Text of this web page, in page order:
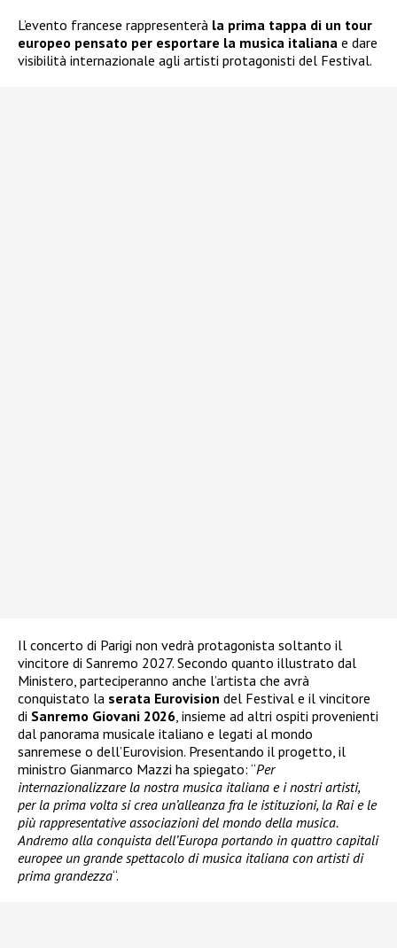
L’evento francese rappresenterà la prima tappa di un tour
europeo pensato per esportare la musica italiana e dare
visibilità internazionale agli artisti protagonisti del Festival.
Il concerto di Parigi non vedrà protagonista soltanto il
vincitore di Sanremo 2027. Secondo quanto illustrato dal
Ministero, parteciperanno anche l’artista che avrà
conquistato la serata Eurovision del Festival e il vincitore
di Sanremo Giovani 2026, insieme ad altri ospiti provenienti
dal panorama musicale italiano e legati al mondo
sanremese o dell’Eurovision. Presentando il progetto, il
ministro Gianmarco Mazzi ha spiegato: “Per
internazionalizzare la nostra musica italiana e i nostri artisti,
per la prima volta si crea un’alleanza fra le istituzioni, la Rai e le
più rappresentative associazioni del mondo della musica.
Andremo alla conquista dell’Europa portando in quattro capitali
europee un grande spettacolo di musica italiana con artisti di
prima grandezza“.